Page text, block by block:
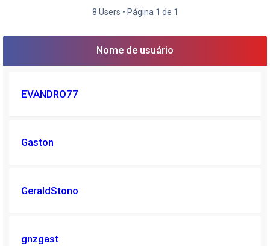
s
8 Users • Página 1 de 1
Nome de usuário
EVANDRO77
Gaston
GeraldStono
gnzgast